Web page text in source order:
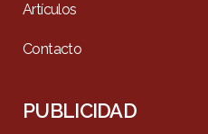
Artículos
Contacto
PUBLICIDAD